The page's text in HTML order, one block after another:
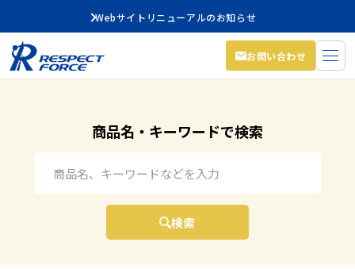
Webサイトリニューアルのお知らせ
お問い合わせ
商品名・キーワードで検索
検索